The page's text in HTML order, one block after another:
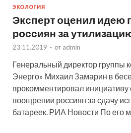
ЭКОЛОГИЯ
Эксперт оценил идею
россиян за
23.11.2019 - от admin
Генеральный директор группы
Энерго» Михаил Замарин в
прокомментировал инициативу
поощрении россиян за сдачу
батареек. РИА Новости По его